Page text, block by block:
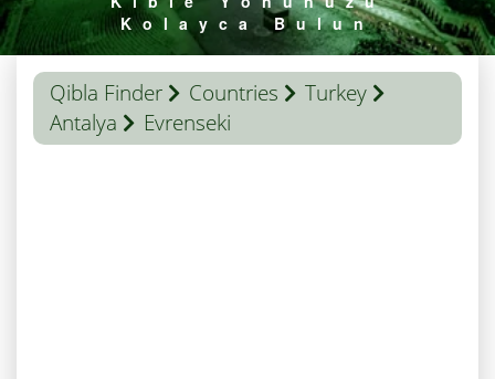
Kolayca Bulun
Qibla Finder Countries
Turkey
Antalya
Evrenseki